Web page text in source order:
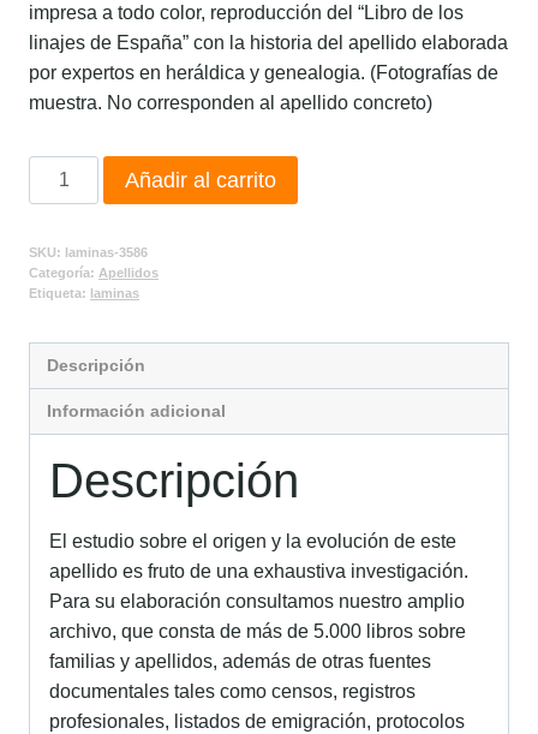
impresa a todo color, reproducción del “Libro de los
linajes de España” con la historia del apellido elaborada
por expertos en heráldica y genealogia. (Fotografías de
muestra. No corresponden al apellido concreto)
Añadir al carrito
SKU: laminas-3586
Categoría: Apellidos
Etiqueta: laminas
Descripción
Información adicional
Descripción
El estudio sobre el origen y la evolución de este
apellido es fruto de una exhaustiva investigación.
Para su elaboración consultamos nuestro amplio
archivo, que consta de más de 5.000 libros sobre
familias y apellidos, además de otras fuentes
documentales tales como censos, registros
profesionales, listados de emigración, protocolos